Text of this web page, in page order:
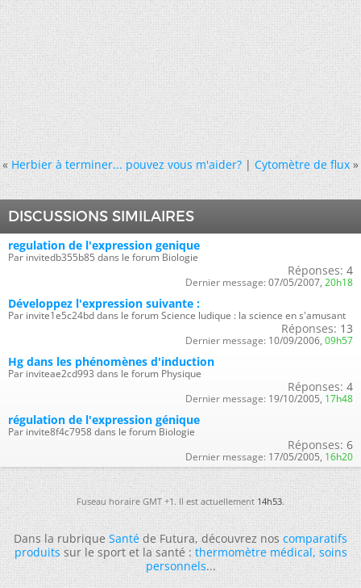
« Herbier à terminer... pouvez vous m'aider?|Cytomètre de flux »
DISCUSSIONS SIMILAIRES
regulation de l'expression genique
Par invitedb355b85 dans le forum Biologie
Réponses: 4
Dernier message: 07/05/2007, 20h18
Développez l'expression suivante :
Par invite1e5c24bd dans le forum Science ludique : la science en s'amusant
Réponses: 13
Dernier message: 10/09/2006, 09h57
Hg dans les phénomènes d'induction
Par inviteae2cd993 dans le forum Physique
Réponses: 4
Dernier message: 19/10/2005, 17h48
régulation de l'expression génique
Par invite8f4c7958 dans le forum Biologie
Réponses: 6
Dernier message: 17/05/2005, 16h20
Fuseau horaire GMT +1. Il est actuellement14h53.
Dans la rubriqueSantéde Futura, découvrez noscomparatifs
produitssur le sport et la santé :thermomètre médical,soins
personnels...